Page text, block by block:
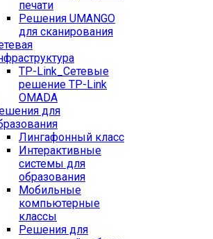
печати
Решения UMANGO
для сканирования
TP-Link_ Сетевые
решение TP-Link
OMADA
для
Лингафонный класс
Интерактивные
системы для
образования
Мобильные
компьютерные
классы
Решения для